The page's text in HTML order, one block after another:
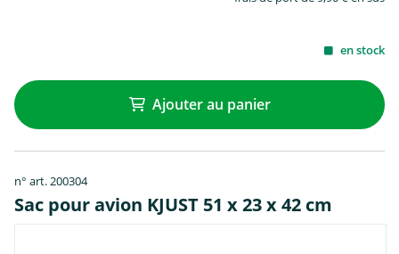
en stock
Ajouter au panier
n° art. 200304
Sac pour avion KJUST 51 x 23 x 42 cm